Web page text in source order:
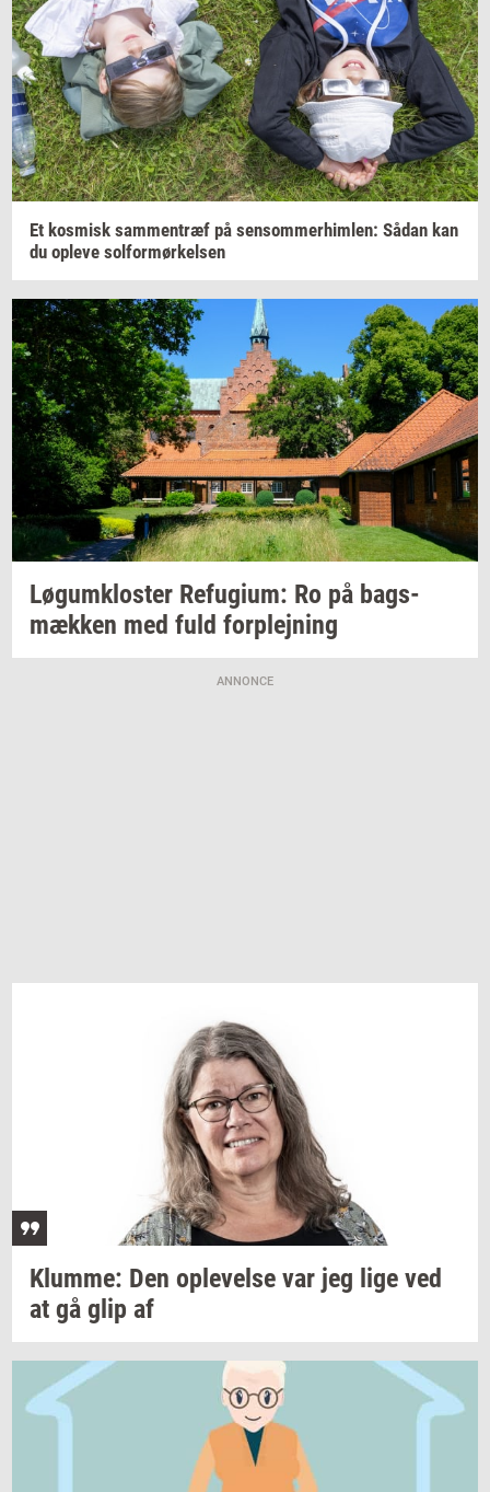
Et kos­misk sam­men­træf på sen­som­mer­him­len: Sådan kan
du op­le­ve sol­for­mør­kel­sen
Løgum­klo­ster Re­fu­gi­um: Ro på bags­
mæk­ken med fuld for­plej­ning
ANNONCE
Klum­me: Den op­le­vel­se var jeg lige ved
at gå glip af